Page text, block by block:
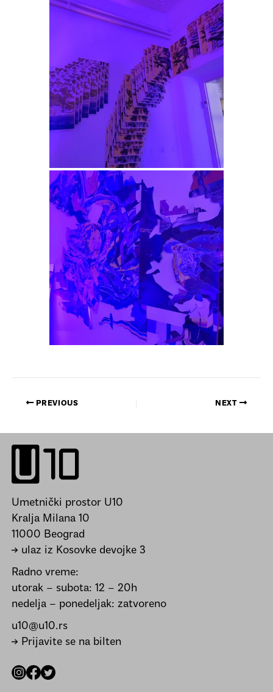
PREVIOUS NEXT
Umetnički prostor U10
Kralja Milana 10
11000 Beograd
→ ulaz iz Kosovke devojke 3
Radno vreme:
utorak – subota: 12 – 20h
nedelja – ponedeljak: zatvoreno
u10@u10.rs
→ Prijavite se na bilten